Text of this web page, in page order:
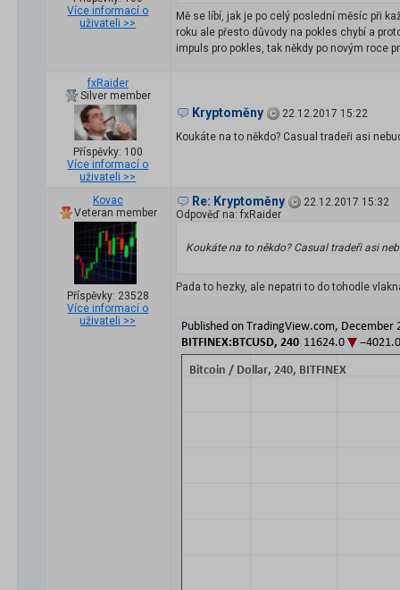
Více informací o
uživateli >>
Mě se líbí, jak je po celý poslední měsíc při
roku ale přesto důvody na pokles chybí a
impuls pro pokles, tak někdy po novým roce
fxRaider
Silver member
Příspěvky: 100
Více informací o
uživateli >>
Kryptoměny
22.12.2017 15:22
Koukáte na to někdo? Casual tradeři asi
Kovac
Veteran member
Příspěvky: 23528
Více informací o
uživateli >>
Re: Kryptoměny
22.12.2017 15:32
Odpověď na: fxRaider
Koukáte na to někdo? Casual tradeři asi
Pada to hezky, ale nepatri to do tohodle